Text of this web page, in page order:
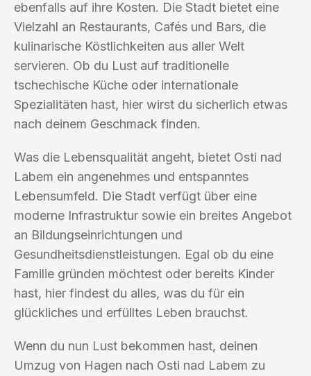
ebenfalls auf ihre Kosten. Die Stadt bietet eine
Vielzahl an Restaurants, Cafés und Bars, die
kulinarische Köstlichkeiten aus aller Welt
servieren. Ob du Lust auf traditionelle
tschechische Küche oder internationale
Spezialitäten hast, hier wirst du sicherlich etwas
nach deinem Geschmack finden.
Was die Lebensqualität angeht, bietet Osti nad
Labem ein angenehmes und entspanntes
Lebensumfeld. Die Stadt verfügt über eine
moderne Infrastruktur sowie ein breites Angebot
an Bildungseinrichtungen und
Gesundheitsdienstleistungen. Egal ob du eine
Familie gründen möchtest oder bereits Kinder
hast, hier findest du alles, was du für ein
glückliches und erfülltes Leben brauchst.
Wenn du nun Lust bekommen hast, deinen
Umzug von Hagen nach Osti nad Labem zu